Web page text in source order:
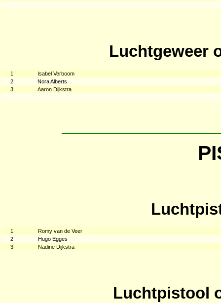
Luchtgeweer
1
Isabel Verboom
2
Nora Alberts
3
Aaron Dijkstra
1
Romy van de Veer
2
Hugo Egges
3
Nadine Dijkstra
Luchtpistool